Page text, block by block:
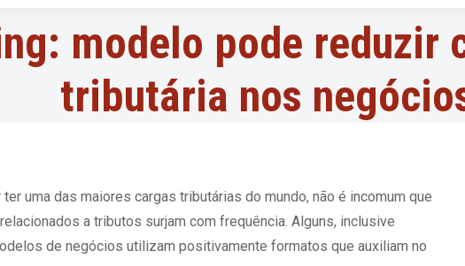
modelo pode reduzir
tributária nos
uma das maiores cargas tributárias do mundo, não é incomum que
a tributos surjam com frequência. Alguns, inclusive
de negócios utilizam positivamente formatos que auxiliam no